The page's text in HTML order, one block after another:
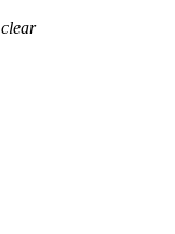
clear